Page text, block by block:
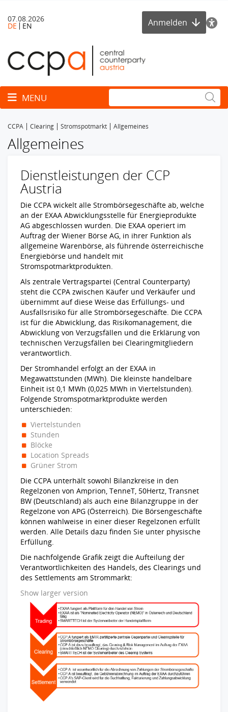
DE EN
07.08.2026 Anmelden
Toggle navigation
MENU
CCPA Clearing Stromspotmarkt Allgemeines
Allgemeines
Dienstleistungen der CCP
Austria
Die CCPA wickelt alle Strombörsegeschäfte ab, welche
an der EXAA Abwicklungsstelle für Energieprodukte
AG abgeschlossen wurden. Die EXAA operiert im
Auftrag der Wiener Börse AG, in ihrer Funktion als
allgemeine Warenbörse, als führende österreichische
Energiebörse und handelt mit
Stromspotmarktprodukten.
Als zentrale Vertragspartei (Central Counterparty)
steht die CCPA zwischen Käufer und Verkäufer und
übernimmt auf diese Weise das Erfüllungs- und
Ausfallsrisiko für alle Strombörsegeschäfte. Die CCPA
ist für die Abwicklung, das Risikomanagement, die
Abwicklung von Verzugsfällen und die Erklärung von
technischen Verzugsfällen bei Clearingmitgliedern
verantwortlich.
Der Stromhandel erfolgt an der EXAA in
Megawattstunden (MWh). Die kleinste handelbare
Einheit ist 0,1 MWh (0,025 MWh in Viertelstunden).
Folgende Stromspotmarktprodukte werden
unterschieden:
Viertelstunden
Stunden
Blöcke
Location Spreads
Grüner Strom
Die CCPA unterhält sowohl Bilanzkreise in den
Regelzonen von Amprion, TenneT, 50Hertz, Transnet
BW (Deutschland) als auch eine Bilanzgruppe in der
Regelzone von APG (Österreich). Die Börsengeschäfte
können wahlweise in einer dieser Regelzonen erfüllt
werden. Alle Details dazu finden Sie unter physische
Erfüllung.
Die nachfolgende Grafik zeigt die Aufteilung der
Verantwortlichkeiten des Handels, des Clearings und
des Settlements am Strommarkt:
Show larger version